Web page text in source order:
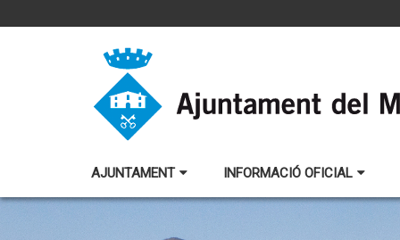
AJUNTAMENT INFORMACIÓ OFICIAL